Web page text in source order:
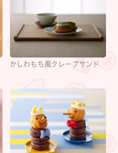
かしわもち風クレープサンド